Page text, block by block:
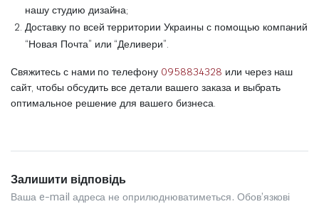
нашу студию дизайна;
Доставку по всей территории Украины с помощью компаний
“Новая Почта” или “Деливери”.
Свяжитесь с нами по телефону 0958834328 или через наш
сайт, чтобы обсудить все детали вашего заказа и выбрать
оптимальное решение для вашего бизнеса.
Залишити відповідь
Ваша e-mail адреса не оприлюднюватиметься. Обов’язкові